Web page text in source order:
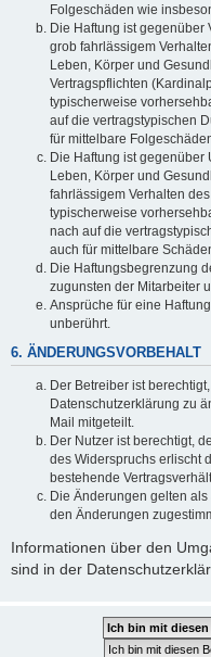
Folgeschäden wie
Die Haftung ist gegenüber
grob fahrlässigem
Leben, Körper und
Vertragspflichten
typischerweise
auf die vertragstypischen
für mittelbare
Die Haftung ist gegenüber
Leben, Körper und
fahrlässigem Verhalten
typischerweise
nach auf die
auch für mittelbare
Die Haftungsbegrenzung
zugunsten der Mitarbeiter
Ansprüche für eine
unberührt.
6. ÄNDERUNGSVORBEHALT
Der Betreiber ist
Datenschutzerklärung zu
Mail mitgeteilt.
Der Nutzer ist berechtigt,
des Widerspruchs erlischt
bestehende
Die Änderungen gelten
den Änderungen
Informationen über den
sind in der